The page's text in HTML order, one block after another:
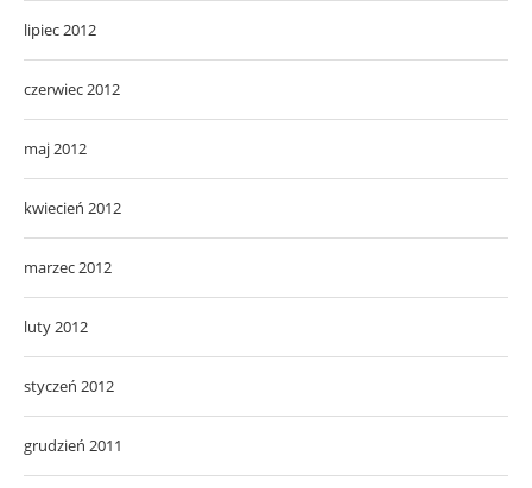
lipiec 2012
czerwiec 2012
maj 2012
kwiecień 2012
marzec 2012
luty 2012
styczeń 2012
grudzień 2011